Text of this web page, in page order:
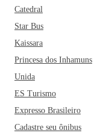
Catedral
Star Bus
Kaissara
Princesa dos Inhamuns
Unida
ES Turismo
Expresso Brasileiro
Cadastre seu ônibus